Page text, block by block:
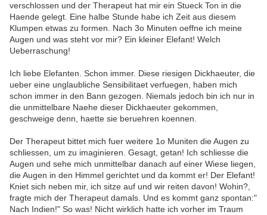
verschlossen und der Therapeut hat mir ein Stueck Ton in die
Haende gelegt. Eine halbe Stunde habe ich Zeit aus diesem
Klumpen etwas zu formen. Nach 3o Minuten oeffne ich meine
Augen und was steht vor mir? Ein kleiner Elefant! Welch
Ueberraschung!
Ich liebe Elefanten. Schon immer. Diese riesigen Dickhaeuter, die
ueber eine unglaubliche Sensibilitaet verfuegen, haben mich
schon immer in den Bann gezogen. Niemals jedoch bin ich nur in
die unmittelbare Naehe dieser Dickhaeuter gekommen,
geschweige denn, haette sie beruehren koennen.
Der Therapeut bittet mich fuer weitere 1o Muniten die Augen zu
schliessen, um zu imaginieren. Gesagt, getan! Ich schliesse die
Augen und sehe mich unmittelbar danach auf einer Wiese liegen,
die Augen in den Himmel gerichtet und da kommt er! Der Elefant!
Kniet sich neben mir, ich sitze auf und wir reiten davon! Wohin?,
fragte mich der Therapeut damals. Und es kommt ganz spontan:"
Nach Indien!" So was! Nicht wirklich hatte ich vorher im Traum